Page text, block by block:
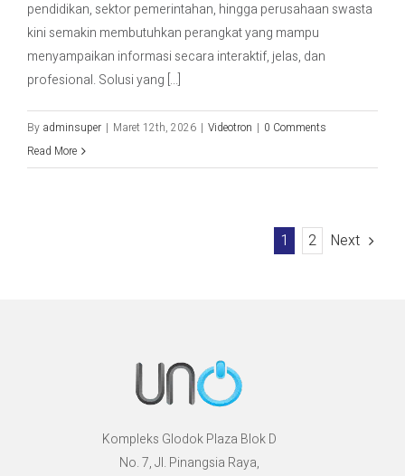
pendidikan, sektor pemerintahan, hingga perusahaan swasta
kini semakin membutuhkan perangkat yang mampu
menyampaikan informasi secara interaktif, jelas, dan
profesional. Solusi yang [...]
By adminsuper | Maret 12th, 2026 | Videotron | 0 Comments
Read More
1 2 Next
Kompleks Glodok Plaza Blok D
No. 7, Jl. Pinangsia Raya,